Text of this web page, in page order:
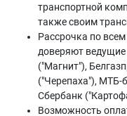
транспортной
также своим
Рассрочка по
доверяют
("Магнит"),
("Черепаха"), МТБ-
Сбербанк
Возможность